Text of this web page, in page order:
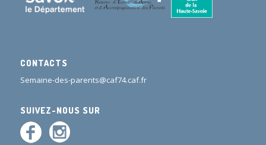
CONTACTS
Semaine-des-parents@caf74.caf.fr
SUIVEZ-NOUS SUR